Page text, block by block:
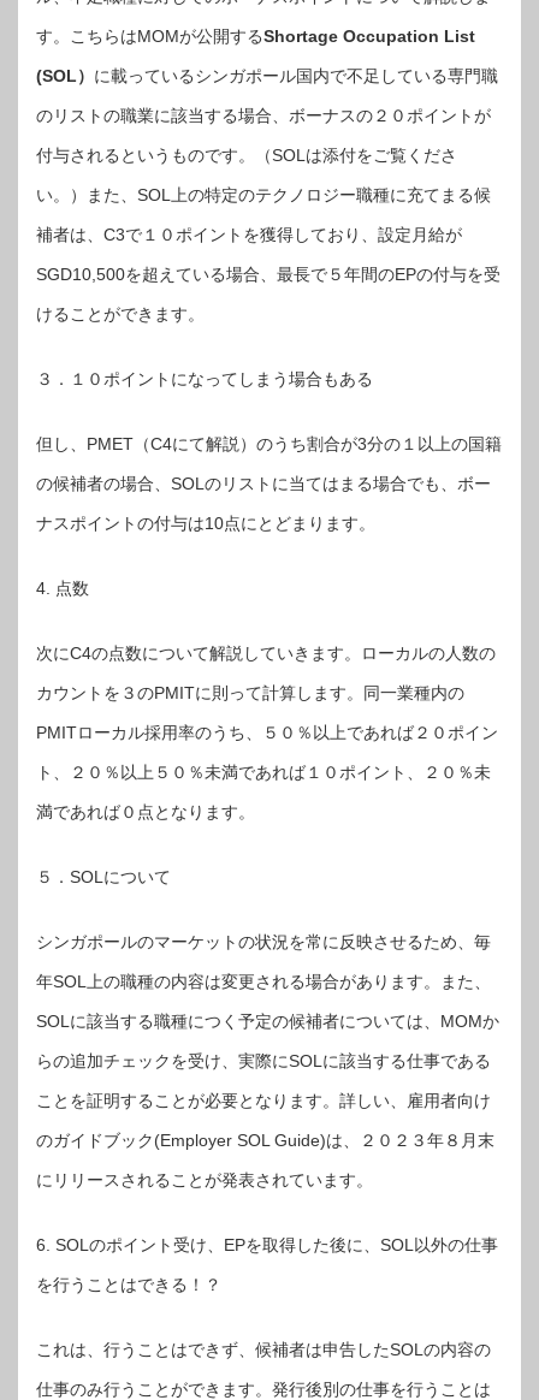
す。こちらはMOMが公開するShortage Occupation List
(SOL） に載っているシンガポール国内で不足している専門職
のリストの職業に該当する場合、ボーナスの２０ポイントが
付与されるというものです。（SOLは添付をご覧くださ
い。）また、SOL上の特定のテクノロジー職種に充てまる候
補者は、C3で１０ポイントを獲得しており、設定月給が
SGD10,500を超えている場合、最長で５年間のEPの付与を受
けることができます。
３．１０ポイントになってしまう場合もある
但し、PMET（C4にて解説）のうち割合が3分の１以上の国籍
の候補者の場合、SOLのリストに当てはまる場合でも、ボー
ナスポイントの付与は10点にとどまります。
4. 点数
次にC4の点数について解説していきます。ローカルの人数の
カウントを３のPMITに則って計算します。同一業種内の
PMITローカル採用率のうち、５０％以上であれば２０ポイン
ト、２０％以上５０％未満であれば１０ポイント、２０％未
満であれば０点となります。
５．SOLについて
シンガポールのマーケットの状況を常に反映させるため、毎
年SOL上の職種の内容は変更される場合があります。また、
SOLに該当する職種につく予定の候補者については、MOMか
らの追加チェックを受け、実際にSOLに該当する仕事である
ことを証明することが必要となります。詳しい、雇用者向け
のガイドブック(Employer SOL Guide)は、２０２３年８月末
にリリースされることが発表されています。
6. SOLのポイント受け、EPを取得した後に、SOL以外の仕事
を行うことはできる！？
これは、行うことはできず、候補者は申告したSOLの内容の
仕事のみ行うことができます。発行後別の仕事を行うことは